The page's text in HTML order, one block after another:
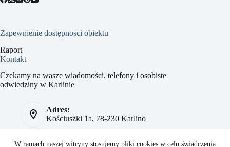
W ramach naszej witryny stosujemy pliki cookies w celu świadczenia
Zapewnienie dostępności obiektu
Raport
Kontakt
Czekamy na wasze wiadomości, telefony i osobiste
odwiedziny w Karlinie
Adres:
Kościuszki 1a, 78-230 Karlino
784 093 041